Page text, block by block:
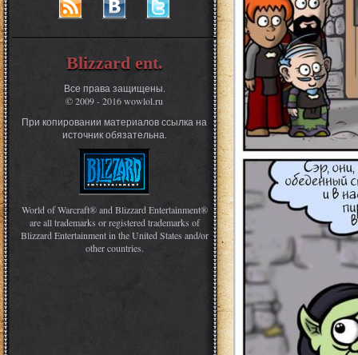
Blizzard ent.
Все права защищены.
© 2009 - 2016 wowlol.ru
При копировании материалов ссылка на
источник обязательна.
World of Warcraft® and Blizzard Entertainment®
are all trademarks or registered trademarks of
Blizzard Entertainment in the United States and/or
other countries.